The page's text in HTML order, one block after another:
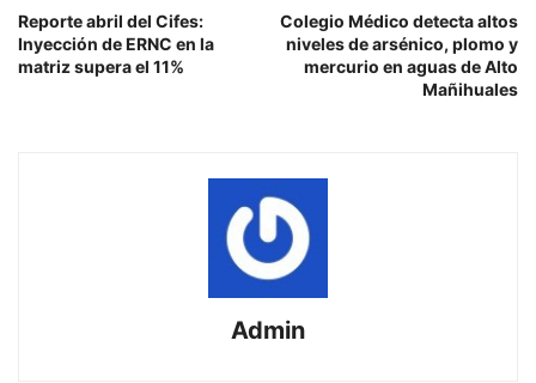
Reporte abril del Cifes:
Inyección de ERNC en la
matriz supera el 11%
Colegio Médico detecta altos
niveles de arsénico, plomo y
mercurio en aguas de Alto
Mañihuales
Admin